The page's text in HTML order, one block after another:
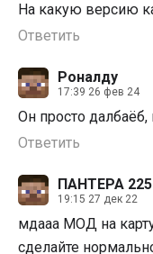
На какую версию
Ответить
Роналду
17:39 26 фев 24
Он просто далбаëб,
Ответить
ПАНТЕРА 225
19:15 27 дек 22
мдааа МОД на
сделайте